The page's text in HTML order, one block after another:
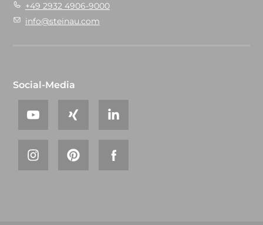
+49 2932 4906-9000
info@steinau.com
Social-Media